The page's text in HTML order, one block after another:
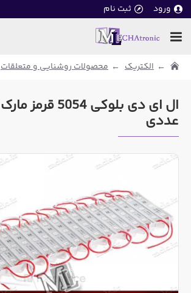
ورود ثبت نام
الکتریک محصولات روشنایی و متعلقات
عددی